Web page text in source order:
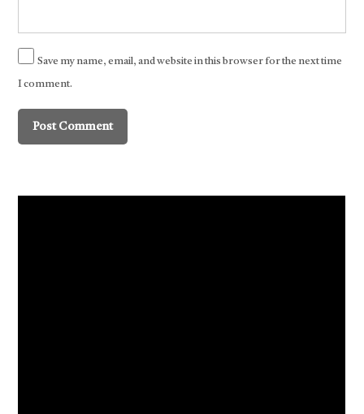
Save my name, email, and website in this browser for the next time
I comment.